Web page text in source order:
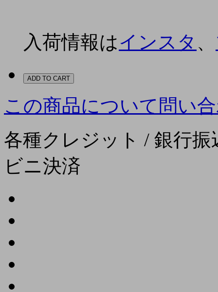
入荷情報はインスタ 、
ADD TO CART
この商品について問い
各種クレジット / 銀行
ビニ決済